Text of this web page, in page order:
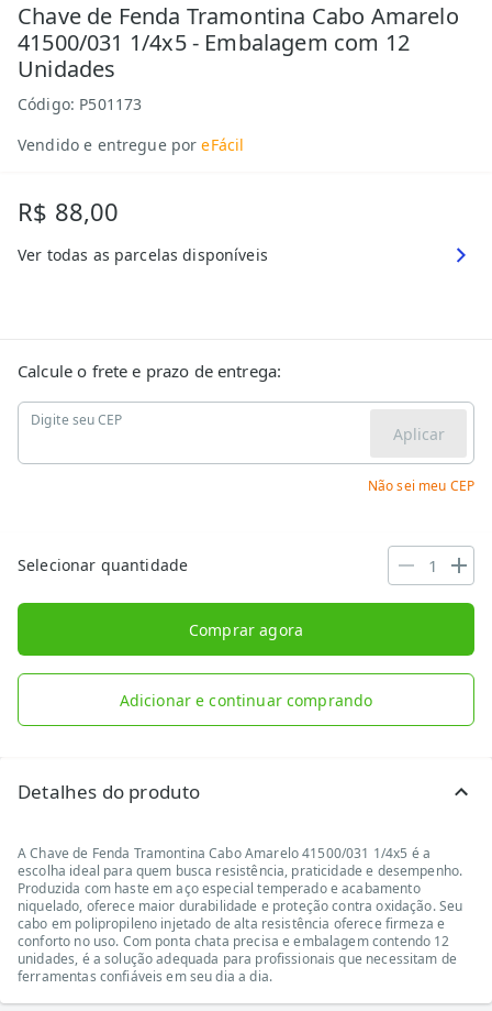
Chave de Fenda Tramontina Cabo Amarelo
41500/031 1/4x5 - Embalagem com 12
Unidades
Código: P501173
Vendido e entregue por eFácil
R$ 88,00
Ver todas as parcelas disponíveis
Calcule o frete e prazo de entrega:
Digite seu CEP
Aplicar
Não sei meu CEP
Selecionar quantidade
Comprar agora
Adicionar e continuar comprando
Detalhes do produto
A Chave de Fenda Tramontina Cabo Amarelo 41500/031 1/4x5 é a
escolha ideal para quem busca resistência, praticidade e desempenho.
Produzida com haste em aço especial temperado e acabamento
niquelado, oferece maior durabilidade e proteção contra oxidação. Seu
cabo em polipropileno injetado de alta resistência oferece firmeza e
conforto no uso. Com ponta chata precisa e embalagem contendo 12
unidades, é a solução adequada para profissionais que necessitam de
ferramentas confiáveis em seu dia a dia.